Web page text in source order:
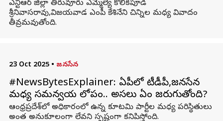
ఎన్టీఆర్‌ జిల్లా తిరువూరు ఎమ్మెల్యే కొలికపూడి
శ్రీనివాసరావు,విజయవాడ ఎంపీ కేశినేని చిన్నిల మధ్య వివాదం
తీవ్రమవుతోంది.
23 Oct 2025 • జనసేన
#NewsBytesExplainer: ఏపీలో టీడీపీ,జనసేన
మధ్య సమన్వయ లోపం.. అసలు ఏం జరుగుతోంది?
ఆంధ్రప్రదేశ్‌లో అధికారంలో ఉన్న కూటమి పార్టీల మధ్య పరిస్థితులు
అంత అనుకూలంగా లేవని స్పష్టంగా కనిపిస్తోంది.